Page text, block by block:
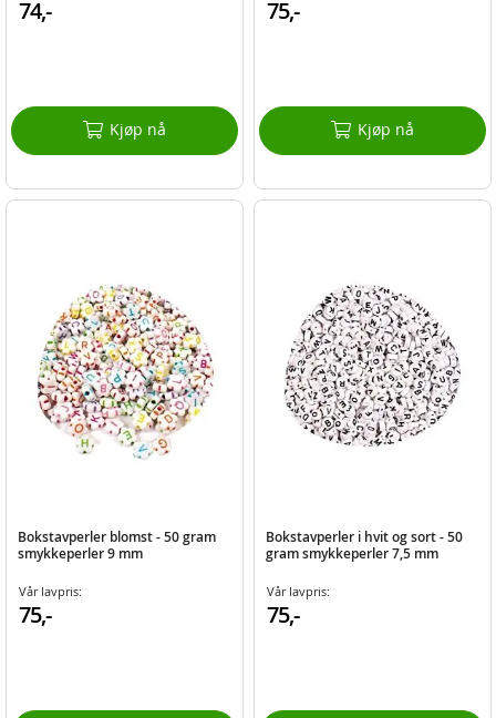
74,-
Kjøp nå
75,-
Kjøp nå
Bokstavperler blomst - 50 gram
smykkeperler 9 mm
Vår lavpris:
75,-
Bokstavperler i hvit og sort - 50
gram smykkeperler 7,5 mm
Vår lavpris:
75,-